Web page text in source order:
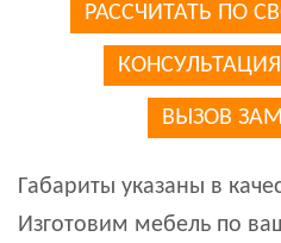
РАССЧИТАТЬ ПО
ВЫЗОВ
Габариты указаны в
Изготовим мебель по